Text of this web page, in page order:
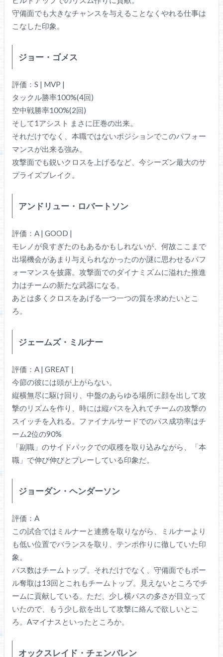
守備面でも大きなチャンスを与えることなくやれる仕事は
こなした印象。
ジョー・ゴメス
評価：S | MVP |
タックル勝率100%(4回)
空中戦勝率100%(2回)
そして1アシスト まさに圧巻の出来。
それだけでなく、本職ではないポジションでこのパフォー
マンスが出来る強み。
攻撃面でも鋭いクロスを上げるなど、今シーズン最大のサ
プライズブレイク。
アンドリュー・ロバートソン
評価：A | GOOD |
モレノが良すぎたのもあるかもしれないが、何故ここまで
出場機会があまり与えられなかったのか謎に思わせるパフ
ォーマンスを披露。攻撃面でのダイナミズムに溢れた推進
力はチームの新たな武器になる。
あとは多くクロスをあげる一つ一つの質を求めたいとこ
ろ。
ジェームズ・ミルナー
評価：A | GREAT |
今節の彼には頭が上がらない。
縦横無尽に駆け回り、中盤のあらゆる場所に顔を出して攻
撃のリズムを作り、時には縦パスを入れてチームの攻撃の
スイッチを入れる。ファイナルサードでのパス成功率はチ
ーム2位の90%
「副職」のサイドバックでの収穫を取り込みながら、「本
職」で伸び伸びとプレーしている印象だ。
ジョーダン・ヘンダーソン
評価：A
この試合ではミルナーと連携を取りながら、ミルナーより
も低い位置でバランスを取り、テンポ作りに徹していた印
象。
パス数はチームトップ。それだけでなく、守備面でもボー
ル奪取は13回とこれもチームトップ。見えないところでチ
ームに貢献している。ただ、少し横パスの多さが目立って
いたので、もう少し欲を出して攻撃に絡んで欲しいとこ
ろ。Aマイナスといったところか。
オックスレイド・チェンバレン